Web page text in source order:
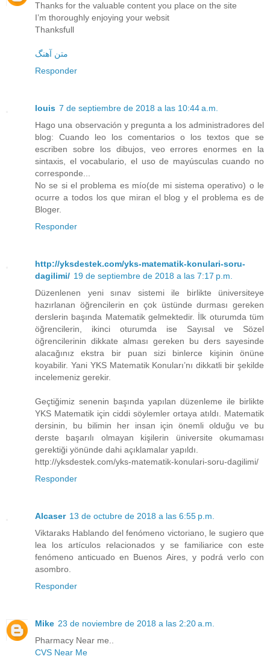
Thanks for the valuable content you place on the site
I’m thoroughly enjoying your websit
Thanksfull
متن آهنگ
Responder
louis 7 de septiembre de 2018 a las 10:44 a.m.
Hago una observación y pregunta a los administradores del
blog: Cuando leo los comentarios o los textos que se
escriben sobre los dibujos, veo errores enormes en la
sintaxis, el vocabulario, el uso de mayúsculas cuando no
corresponde...
No se si el problema es mío(de mi sistema operativo) o le
ocurre a todos los que miran el blog y el problema es de
Bloger.
Responder
http://yksdestek.com/yks-matematik-konulari-soru-
dagilimi/ 19 de septiembre de 2018 a las 7:17 p.m.
Düzenlenen yeni sınav sistemi ile birlikte üniversiteye
hazırlanan öğrencilerin en çok üstünde durması gereken
derslerin başında Matematik gelmektedir. İlk oturumda tüm
öğrencilerin, ikinci oturumda ise Sayısal ve Sözel
öğrencilerinin dikkate alması gereken bu ders sayesinde
alacağınız ekstra bir puan sizi binlerce kişinin önüne
koyabilir. Yani YKS Matematik Konuları’nı dikkatli bir şekilde
incelemeniz gerekir.
Geçtiğimiz senenin başında yapılan düzenleme ile birlikte
YKS Matematik için ciddi söylemler ortaya atıldı. Matematik
dersinin, bu bilimin her insan için önemli olduğu ve bu
derste başarılı olmayan kişilerin üniversite okumaması
gerektiği yönünde dahi açıklamalar yapıldı.
http://yksdestek.com/yks-matematik-konulari-soru-dagilimi/
Responder
Alcaser 13 de octubre de 2018 a las 6:55 p.m.
Viktaraks Hablando del fenómeno victoriano, le sugiero que
lea los artículos relacionados y se familiarice con este
fenómeno anticuado en Buenos Aires, y podrá verlo con
asombro.
Responder
Mike 23 de noviembre de 2018 a las 2:20 a.m.
Pharmacy Near me..
CVS Near Me